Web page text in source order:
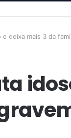
e deixa mais 3 da